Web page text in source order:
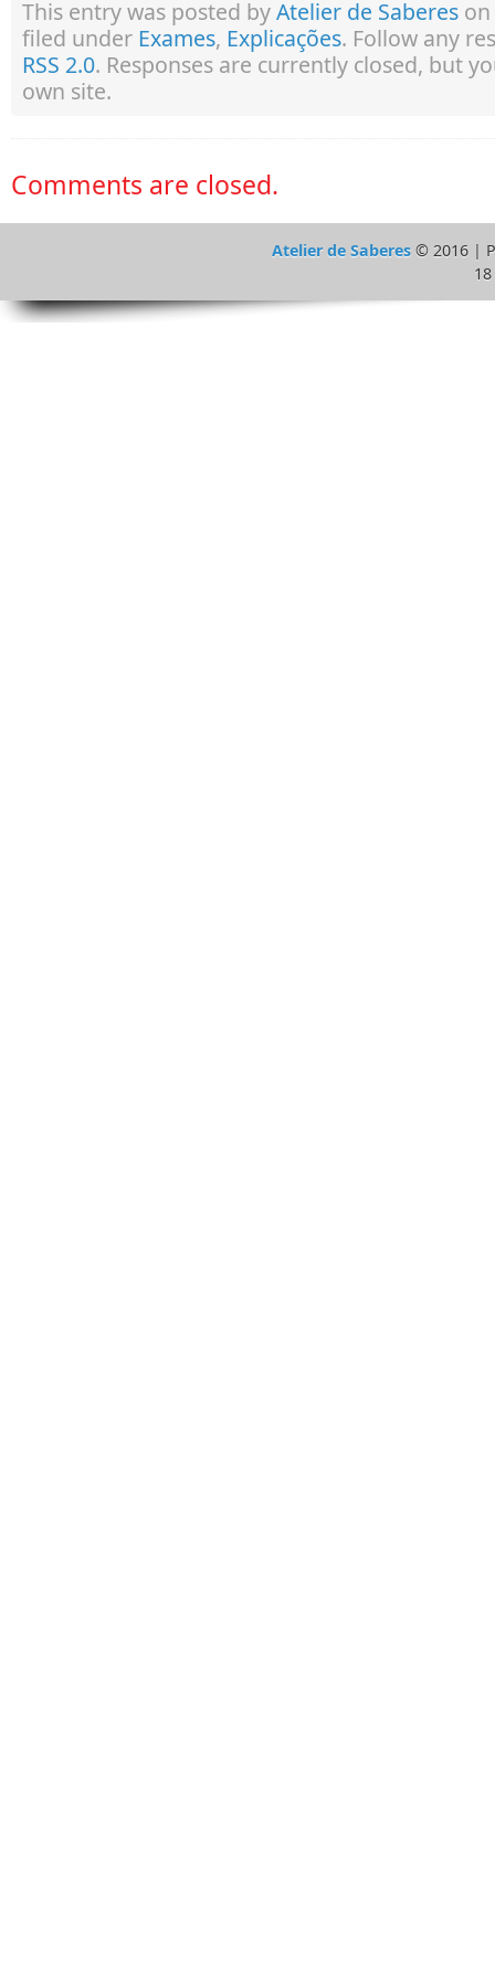
This entry was posted byAtelier de Saberes
filed under Exames, Explicações. Follow any
RSS 2.0. Responses are currently closed, but
own site.
Comments are closed.
Atelier de Saberes © 2016 |